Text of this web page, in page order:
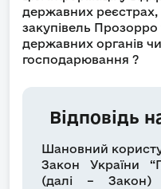
державних реєстрах,
закупівель Прозорро
державних органів чи
господарювання ?
Відповідь
Шановний
Закон України
(далі – Закон)